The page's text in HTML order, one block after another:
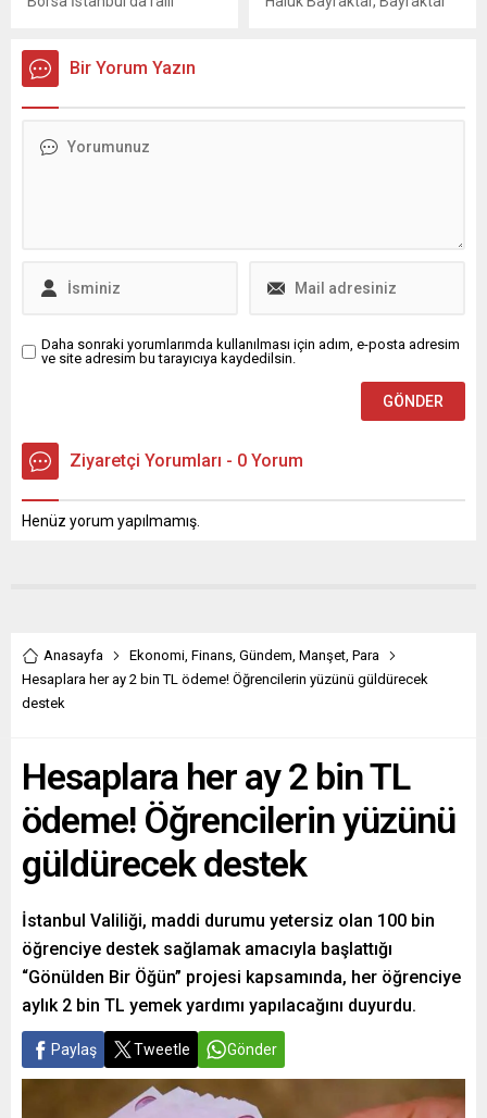
beklentisiyle BİST 100 zirve
yaparken, Aselsan tarihi bir
eşiği aştı.
belirterek, "Şu anda seri
Bir Yorum Yazın
Daha sonraki yorumlarımda kullanılması için adım, e-posta adresim
ve site adresim bu tarayıcıya kaydedilsin.
Ziyaretçi Yorumları - 0 Yorum
Henüz yorum yapılmamış.
Anasayfa Ekonomi, Finans, Gündem, Manşet, Para
Hesaplara her ay 2 bin TL ödeme! Öğrencilerin yüzünü güldürecek
destek
Hesaplara her ay 2 bin TL
ödeme! Öğrencilerin yüzünü
güldürecek destek
İstanbul Valiliği, maddi durumu yetersiz olan 100 bin
öğrenciye destek sağlamak amacıyla başlattığı
“Gönülden Bir Öğün” projesi kapsamında, her öğrenciye
aylık 2 bin TL yemek yardımı yapılacağını duyurdu.
Paylaş Tweetle Gönder